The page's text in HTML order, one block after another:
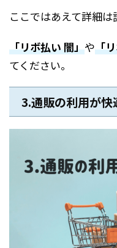
ここではあえて詳細
「リボ払い 闇」や「
てください。
3.通販の利用が快